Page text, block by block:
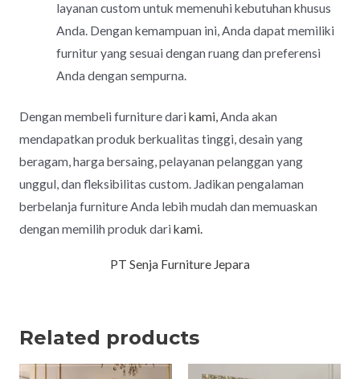
layanan custom untuk memenuhi kebutuhan khusus
Anda. Dengan kemampuan ini, Anda dapat memiliki
furnitur yang sesuai dengan ruang dan preferensi
Anda dengan sempurna.
Dengan membeli furniture dari kami,Anda akan
mendapatkan produk berkualitas tinggi, desain yang
beragam, harga bersaing, pelayanan pelanggan yang
unggul, dan fleksibilitas custom. Jadikan pengalaman
berbelanja furniture Anda lebih mudah dan memuaskan
dengan memilih produk dari kami.
PT Senja Furniture Jepara
Related products